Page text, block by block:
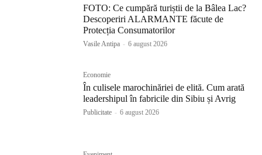
FOTO: Ce cumpără turiștii de la Bâlea Lac?
Descoperiri ALARMANTE făcute de
Protecția Consumatorilor
Vasile Antipa - 6 august 2026
Economie
În culisele marochinăriei de elită. Cum arată
leadershipul în fabricile din Sibiu și Avrig
Publicitate - 6 august 2026